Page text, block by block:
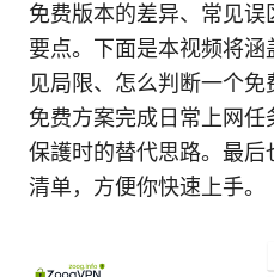
免费版本的差异、常见
要点。下面是本视频将
见局限、怎么判断一个
免费方案完成日常上网
保護时的替代思路。最
清单，方便你快速上手。